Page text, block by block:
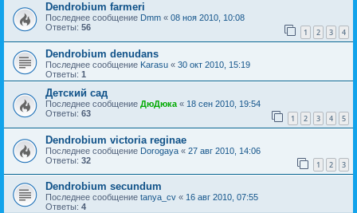
Dendrobium farmeri
Последнее сообщение Dmm « 08 ноя 2010, 10:08
Ответы: 56 1 2 3 4
Dendrobium denudans
Последнее сообщение Karasu « 30 окт 2010, 15:19
Ответы: 1
Детский сад
Последнее сообщение ДюДюка « 18 сен 2010, 19:54
Ответы: 63 1 2 3 4 5
Dendrobium victoria reginae
Последнее сообщение Dorogaya « 27 авг 2010, 14:06
Ответы: 32 1 2 3
Dendrobium secundum
Последнее сообщение tanya_cv « 16 авг 2010, 07:55
Ответы: 4